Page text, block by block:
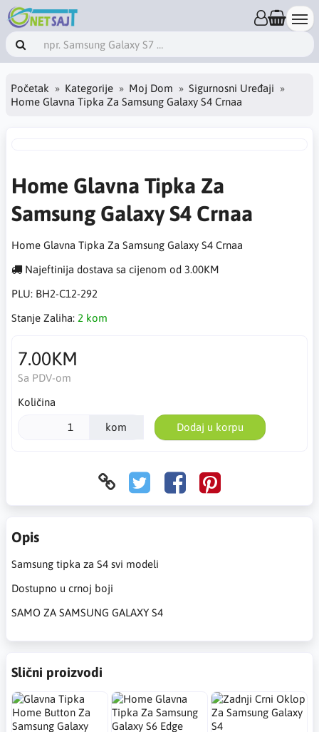
Početak Kategorije Moj Dom
Sigurnosni Uređaji
Home Glavna Tipka Za Samsung Galaxy S4 Crnaa
Home Glavna Tipka Za
Samsung Galaxy S4 Crnaa
Home Glavna Tipka Za Samsung Galaxy S4 Crnaa
Najeftinija dostava sa cijenom od 3.00KM
PLU: BH2-C12-292
Stanje Zaliha: 2 kom
7.00KM
Sa PDV-om
Količina
kom Dodaj u korpu
Opis
Samsung tipka za S4 svi modeli
Dostupno u crnoj boji
SAMO ZA SAMSUNG GALAXY S4
Slični proizvodi